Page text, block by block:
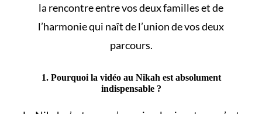
la rencontre entre vos deux familles et de
l’harmonie qui naît de l’union de vos deux
parcours.
1. Pourquoi la vidéo au Nikah est absolument
indispensable ?